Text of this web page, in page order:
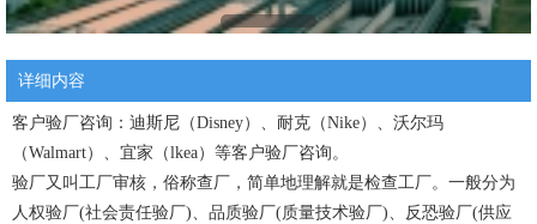
详细内容
客户验厂咨询：迪斯尼（Disney）、耐克（Nike）、沃尔玛
（Walmart）、宜家（lkea）等客户验厂咨询。
验厂又叫工厂审核，俗称查厂，简单地理解就是检查工厂。一般分为
人权验厂(社会责任验厂)、品质验厂(质量技术验厂)、反恐验厂(供应